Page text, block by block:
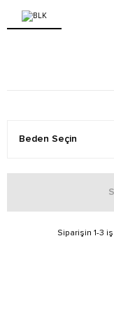
Siparişin 1-3